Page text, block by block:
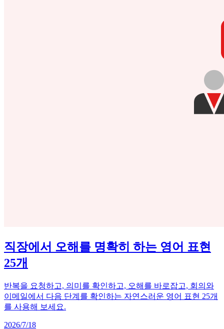
직장에서 오해를 명확히 하는 영어 표현
25개
반복을 요청하고, 의미를 확인하고, 오해를 바로잡고, 회의와
이메일에서 다음 단계를 확인하는 자연스러운 영어 표현 25개
를 사용해 보세요.
2026/7/18